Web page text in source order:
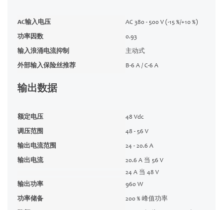
AC输入电压 AC 380 - 500 V (-15 %/+10 %)
功率因数 0.93
输入浪涌电流抑制 主动式
外部输入保险丝推荐 B-6 A / C-6 A
输出数据
额定电压 48 Vdc
调压范围 48 - 56 V
输出电流范围 24 - 20.6 A
输出电流
20.6 A 当 56 V
24 A 当 48 V
输出功率
960 W
功率储备 200 % 峰值功率